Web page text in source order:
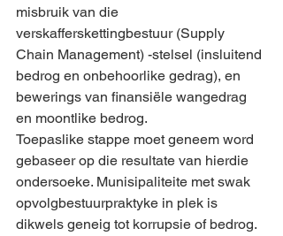
misbruik van die
verskafferskettingbestuur (Supply
Chain Management) -stelsel (insluitend
bedrog en onbehoorlike gedrag), en
bewerings van finansiële wangedrag
en moontlike bedrog.
Toepaslike stappe moet geneem word
gebaseer op die resultate van hierdie
ondersoeke. Munisipaliteite met swak
opvolgbestuurpraktyke in plek is
dikwels geneig tot korrupsie of bedrog.